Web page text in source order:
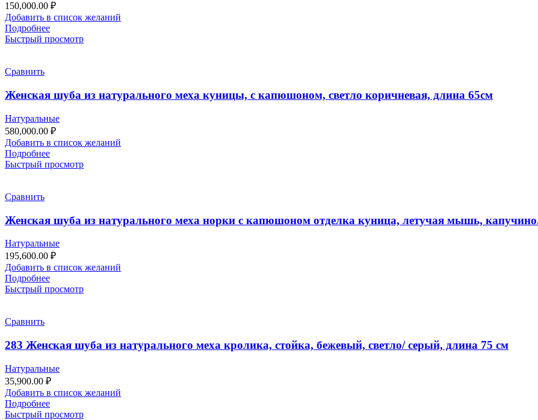
150,000.00 ₽
Добавить в список желаний
Подробнее
Быстрый просмотр
Сравнить
Женская шуба из натурального меха куницы, с капюшоном, светло коричневая, длина 65см
Натуральные
580,000.00 ₽
Добавить в список желаний
Подробнее
Быстрый просмотр
Сравнить
Женская шуба из натурального меха норки с капюшоном отделка куница, летучая мышь,
Натуральные
195,600.00 ₽
Добавить в список желаний
Подробнее
Быстрый просмотр
Сравнить
283 Женская шуба из натурального меха кролика, стойка, бежевый, светло/ серый, длина 75 см
Натуральные
35,900.00 ₽
Добавить в список желаний
Подробнее
Быстрый просмотр